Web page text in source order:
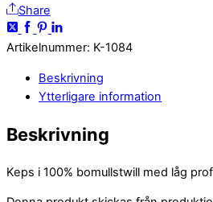
Share
Artikelnummer: K-1084
Beskrivning
Ytterligare information
Beskrivning
Keps i 100% bomullstwill med låg